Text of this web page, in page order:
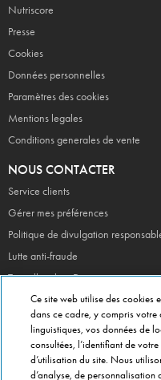
Nutriscore
Presse
Cookies
Données personnelles
Paramètres des cookies
Mentions legales
Conditions generales de vente
NOUS CONTACTER
Service clients
Gérer mes préférences
Politique de divulgation
Lutte anti-fraude
Travailler chez Dominos
Devenir Franchisé
EN CE MOMENT
Bouchées Doubles
Ce site web utilise des cookies
dans ce cadre, y compris votre
linguistiques, vos données de
consultées, l’identifiant de
d’utilisation du site. Nous
d’analyse, de personnalisation